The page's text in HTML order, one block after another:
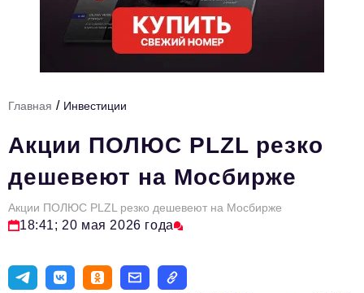
Премия "Тульский Бизнес"
История тульского предпринимательства
Тема номера
HR
Персона номера
Технологии и тренды
Главная / Инвестиции
Акции ПОЛЮС PLZL резко
дешевеют на Мосбирже
Акции ПОЛЮС PLZL резко дешевеют на Мосбирже
18:41; 20 мая 2026 года